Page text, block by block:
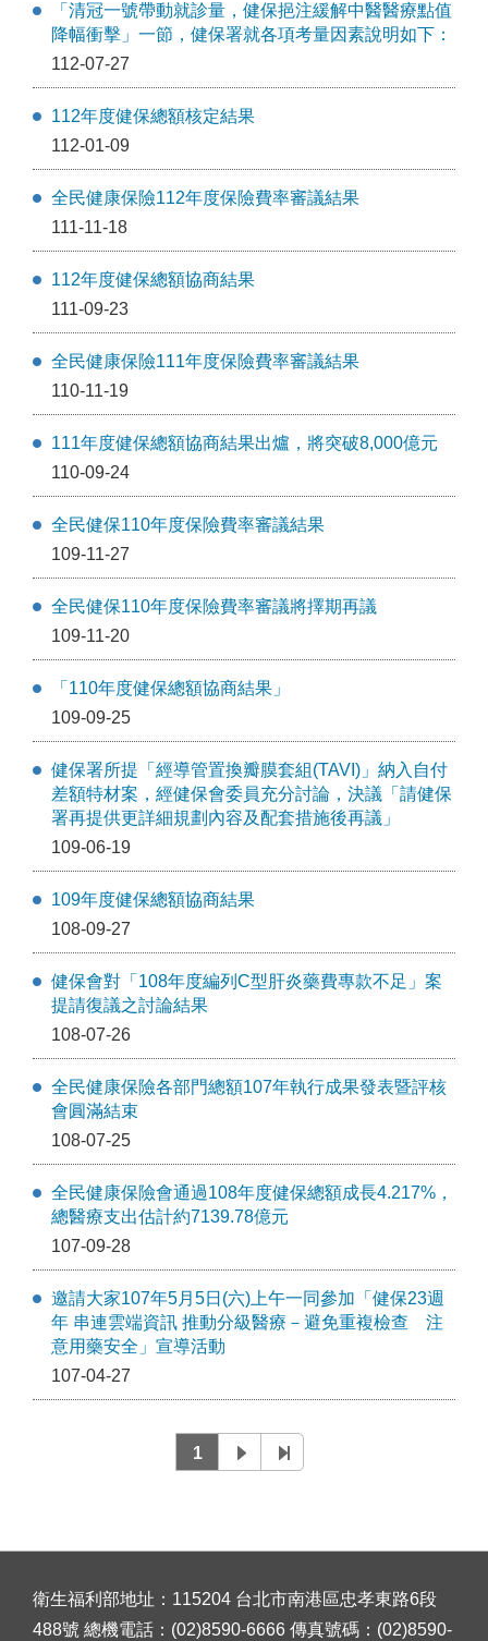
「清冠一號帶動就診量，健保挹注緩解中醫醫療點值
降幅衝擊」一節，健保署就各項考量因素說明如下：
112-07-27
112年度健保總額核定結果
112-01-09
全民健康保險112年度保險費率審議結果
111-11-18
112年度健保總額協商結果
111-09-23
全民健康保險111年度保險費率審議結果
110-11-19
111年度健保總額協商結果出爐，將突破8,000億元
110-09-24
全民健保110年度保險費率審議結果
109-11-27
全民健保110年度保險費率審議將擇期再議
109-11-20
「110年度健保總額協商結果」
109-09-25
健保署所提「經導管置換瓣膜套組(TAVI)」納入自付
差額特材案，經健保會委員充分討論，決議「請健保
署再提供更詳細規劃內容及配套措施後再議」
109-06-19
109年度健保總額協商結果
108-09-27
健保會對「108年度編列C型肝炎藥費專款不足」案
提請復議之討論結果
108-07-26
全民健康保險各部門總額107年執行成果發表暨評核
會圓滿結束
108-07-25
全民健康保險會通過108年度健保總額成長4.217%，
總醫療支出估計約7139.78億元
107-09-28
邀請大家107年5月5日(六)上午一同參加「健保23週
年 串連雲端資訊 推動分級醫療－避免重複檢查 注
意用藥安全」宣導活動
107-04-27
1
衛生福利部地址：115204 台北市南港區忠孝東路6段
488號 總機電話：(02)8590-6666 傳真號碼：(02)8590-